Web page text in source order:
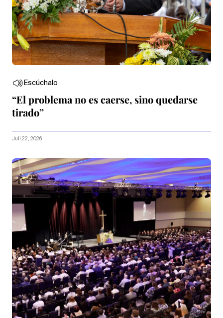
Escúchalo
“El problema no es caerse, sino quedarse
tirado”
Juli 22, 2026